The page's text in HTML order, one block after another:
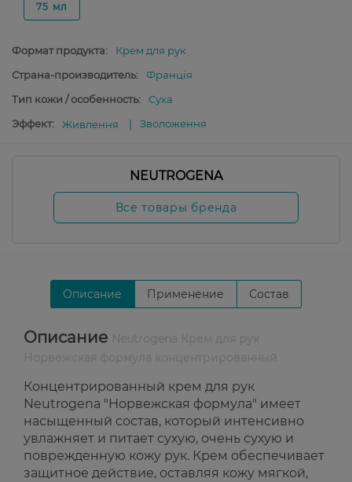
75 мл
Формат продукта:
Крем для рук
Страна-производитель:
Франція
Тип кожи / особенность:
Суха
Эффект:
Живлення Зволоження
NEUTROGENA
Все товары бренда
Описание Применение Состав
Описание
Концентрированный крем для рук
Neutrogena "Норвежская формула" имеет
насыщенный состав, который интенсивно
увлажняет и питает сухую, очень сухую и
поврежденную кожу рук. Крем обеспечивает
защитное действие, оставляя кожу мягкой,